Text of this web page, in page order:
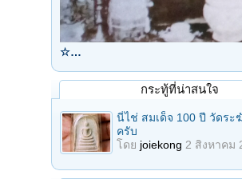
☆…
กระทู้ที่น่าสนใจ
นี่ไช่ สมเด็จ 100 ปี วัดระ
ครับ
โดย joiekong 2 สิงหาคม